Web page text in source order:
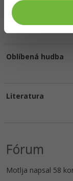
Oblíbené filmy/
Oblíbená hudba
Literatura
Fórum
Motlja napsal 58